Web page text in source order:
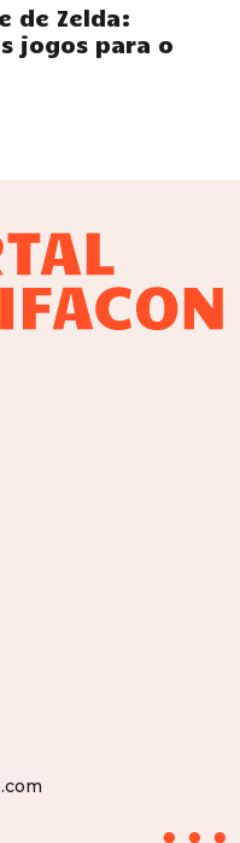
de Zelda:
jogos para o